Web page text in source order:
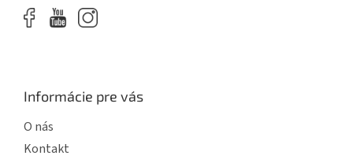
Informácie pre vás
O nás
Kontakt